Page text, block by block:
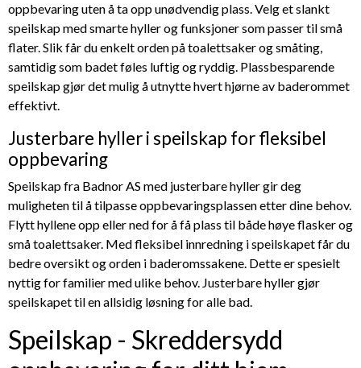
oppbevaring uten å ta opp unødvendig plass. Velg et slankt
speilskap med smarte hyller og funksjoner som passer til små
flater. Slik får du enkelt orden på toalettsaker og småting,
samtidig som badet føles luftig og ryddig. Plassbesparende
speilskap gjør det mulig å utnytte hvert hjørne av baderommet
effektivt.
Justerbare hyller i speilskap for fleksibel
oppbevaring
Speilskap fra Badnor AS med justerbare hyller gir deg
muligheten til å tilpasse oppbevaringsplassen etter dine behov.
Flytt hyllene opp eller ned for å få plass til både høye flasker og
små toalettsaker. Med fleksibel innredning i speilskapet får du
bedre oversikt og orden i baderomssakene. Dette er spesielt
nyttig for familier med ulike behov. Justerbare hyller gjør
speilskapet til en allsidig løsning for alle bad.
Speilskap - Skreddersydd